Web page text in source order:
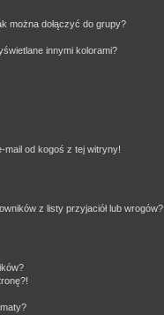
można dołączyć do grupy?
innymi kolorami?
mail od kogoś z tej witryny!
z listy przyjaciół lub wrogów?